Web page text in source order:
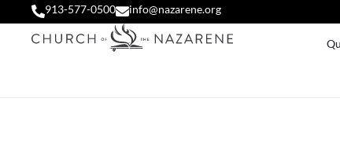
913-577-0500 info@nazarene.org